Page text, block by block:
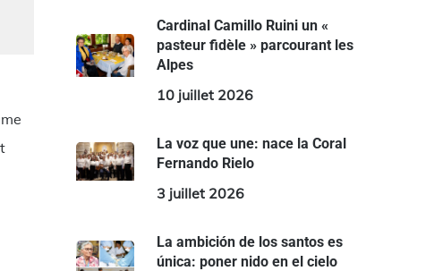
Cardinal Camillo Ruini un «
pasteur fidèle » parcourant les
Alpes
10 juillet 2026
La voz que une: nace la Coral
Fernando Rielo
3 juillet 2026
La ambición de los santos es
única: poner nido en el cielo